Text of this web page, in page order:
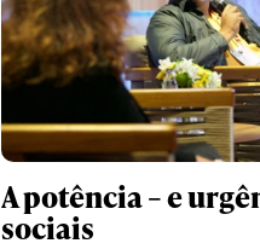
A potência – e
sociais